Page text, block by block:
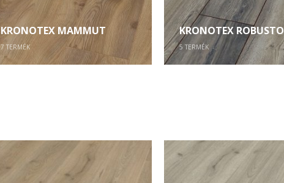
KRONOTEX MAMMUT
7 TERMÉK
KRONOTEX ROBUSTO
5 TERMÉK